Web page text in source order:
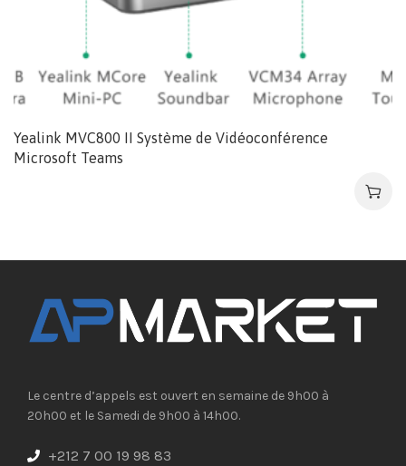
Yealink MVC800 II Système de Vidéoconférence
Microsoft Teams
Le centre d’appels est ouvert en semaine de 9h00 à
20h00 et le Samedi de 9h00 à 14h00.
+212 7 00 19 98 83